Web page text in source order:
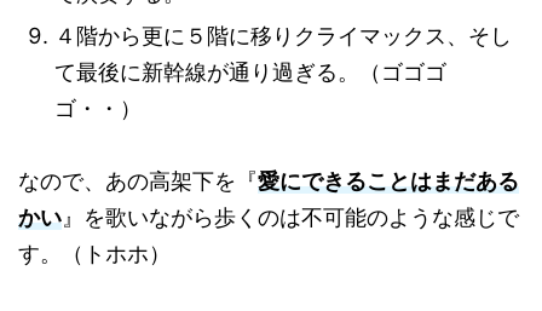
４階から更に５階に移りクライマックス、そし
て最後に新幹線が通り過ぎる。（ゴゴゴ
ゴ・・）
なので、あの高架下を『愛にできることはまだある
かい 』を歌いながら歩くのは不可能のような感じで
す。（トホホ）